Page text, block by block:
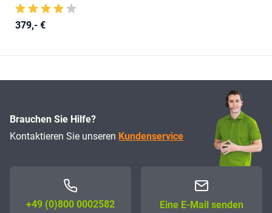
379,- €
Brauchen Sie Hilfe?
Kontaktieren Sie unseren Kundenservice
+49 (0)800 0002582 Eine E-Mail senden